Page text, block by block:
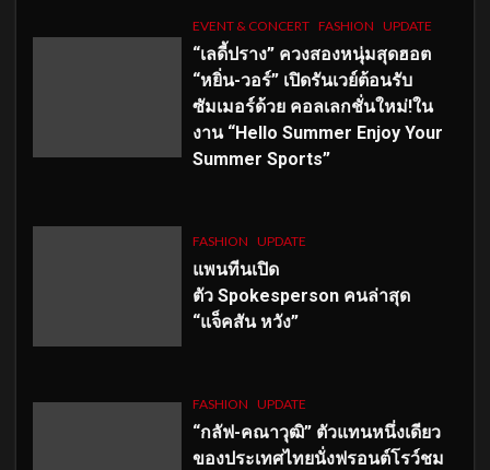
EVENT & CONCERT FASHION UPDATE
“เลดี้ปราง” ควงสองหนุ่มสุดฮอต
“หยิ่น-วอร์” เปิดรันเวย์ต้อนรับ
ซัมเมอร์ด้วย คอลเลกชั่นใหม่!ใน
งาน “Hello Summer Enjoy Your
Summer Sports”
FASHION UPDATE
แพนทีนเปิด
ตัว Spokesperson คนล่าสุด
“แจ็คสัน หวัง”
FASHION UPDATE
“กลัฟ-คณาวุฒิ” ตัวแทนหนึ่งเดียว
ของประเทศไทยนั่งฟรอนต์โรว์ชม